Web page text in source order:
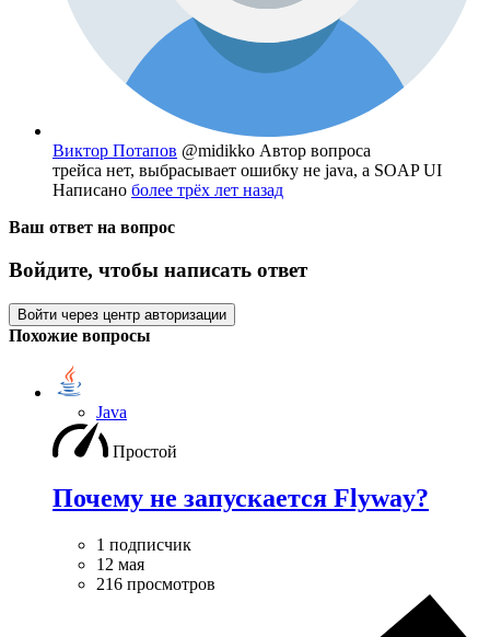
Виктор Потапов @midikko Автор вопроса
трейса нет, выбрасывает ошибку не java, а SOAP UI
Написано более трёх лет назад
Ваш ответ на вопрос
Войдите, чтобы написать ответ
Войти через центр авторизации
Похожие вопросы
Java
Простой
Почему не запускается Flyway?
1 подписчик
12 мая
216 просмотров